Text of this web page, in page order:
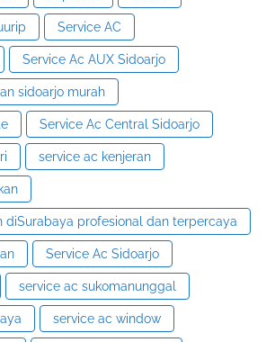
Service AC
Service Ac AUX Sidoarjo
sidoarjo murah
Service Ac Central Sidoarjo
service ac kenjeran
diSurabaya profesional dan terpercaya
Service Ac Sidoarjo
service ac sukomanunggal
service ac window